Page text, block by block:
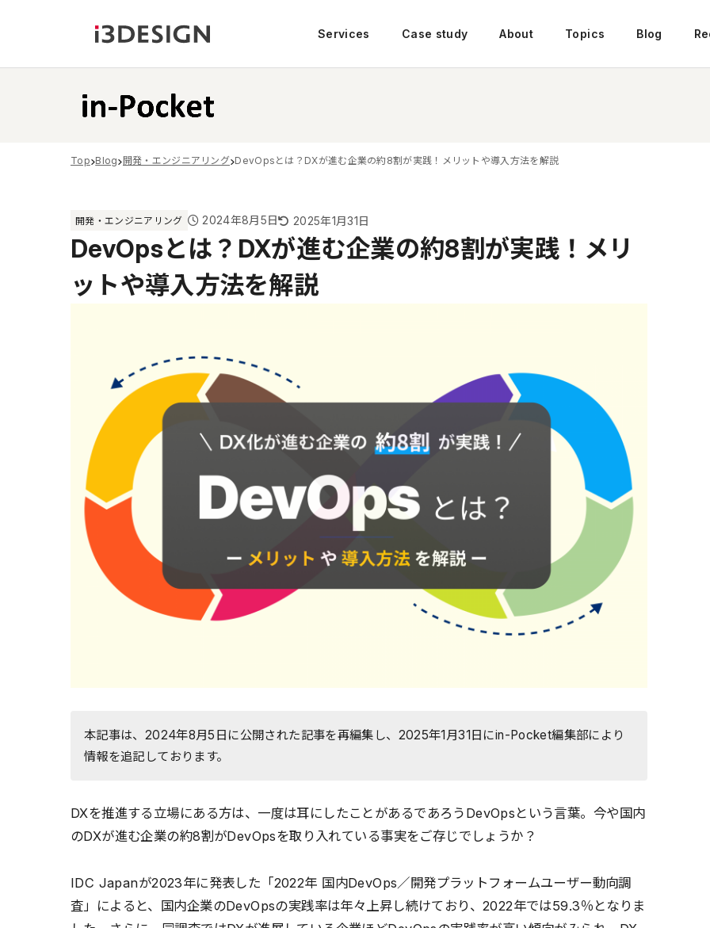
Services Case study About Topics Blog
Top Blog 開発・エンジニアリング DevOpsとは？DXが進む企業の約8割が実践！メリットや導入方法を解説
開発・エンジニアリング 2024年8月5日 2025年1月31日
DevOpsとは？DXが進む企業の約8割が実践！メリ
ットや導入方法を解説
本記事は、2024年8月5日に公開された記事を再編集し、2025年1月31日にin-Pocket編集部により
情報を追記しております。
DXを推進する立場にある方は、一度は耳にしたことがあるであろうDevOpsという言葉。今や国内
のDXが進む企業の約8割がDevOpsを取り入れている事実をご存じでしょうか？
IDC Japanが2023年に発表した「2022年 国内DevOps／開発プラットフォームユーザー動向調
査」によると、国内企業のDevOpsの実践率は年々上昇し続けており、2022年では59.3％となりま